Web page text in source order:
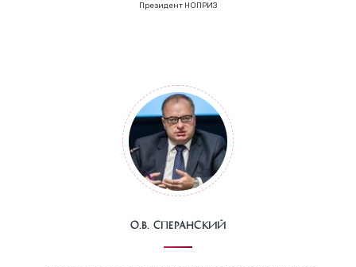
Президент НОПРИЗ
О.В. Сперанский